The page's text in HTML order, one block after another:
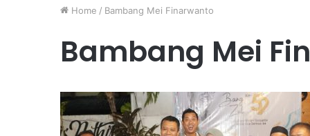
Home / Bambang Mei Finarwanto
Bambang Mei